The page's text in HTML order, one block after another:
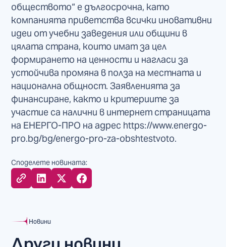
обществото“ е дългосрочна, като
компанията приветства всички иновативни
идеи от учебни заведения или общини в
цялата страна, които имат за цел
формирането на ценности и нагласи за
устойчива промяна в полза на местната и
национална общност. Заявленията за
финансиране, както и критериите за
участие са налични в интернет страницата
на ЕНЕРГО-ПРО на адрес https://www.energo-
pro.bg/bg/energo-pro-za-obshtestvoto.
Споделете новината:
Новини